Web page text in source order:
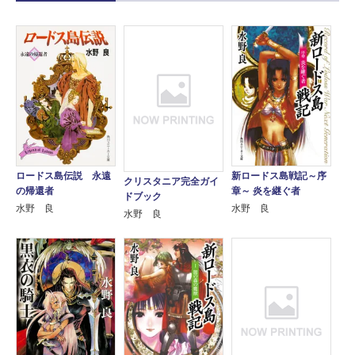
ロードス島伝説 永遠
の帰還者
水野 良
クリスタニア完全ガイ
ドブック
水野 良
新ロードス島戦記～序
章～ 炎を継ぐ者
水野 良